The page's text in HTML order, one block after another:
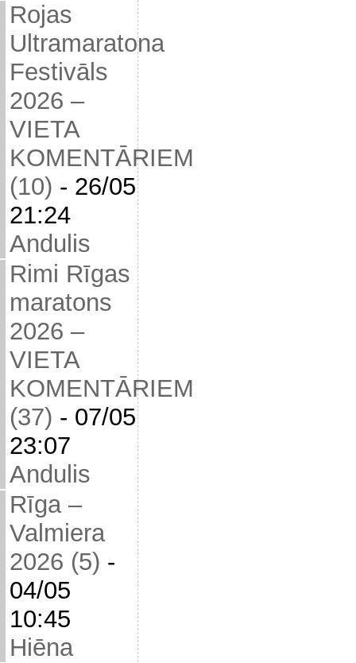
Rojas
Ultramaratona
Festivāls
2026 –
VIETA
KOMENTĀRIEM
(10) - 26/05
21:24
Andulis
Rimi Rīgas
maratons
2026 –
VIETA
KOMENTĀRIEM
(37) - 07/05
23:07
Andulis
Rīga –
Valmiera
2026 (5) -
04/05
10:45
Hiēna